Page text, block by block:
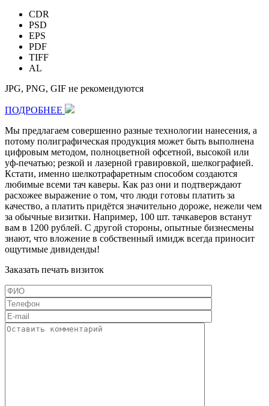
CDR
PSD
EPS
PDF
TIFF
AL
JPG, PNG, GIF не рекомендуются
ПОДРОБНЕЕ
Мы предлагаем совершенно разные технологии нанесения, а
потому полиграфическая продукция может быть выполнена
цифровым методом, полноцветной офсетной, высокой или
уф-печатью; резкой и лазерной гравировкой, шелкографией.
Кстати, именно шелкотрафаретным способом создаются
любимые всеми тач каверы. Как раз они и подтверждают
расхожее выражение о том, что люди готовы платить за
качество, а платить придётся значительно дороже, нежели чем
за обычные визитки. Например, 100 шт. тачкаверов встанут
вам в 1200 рублей. С другой стороны, опытные бизнесмены
знают, что вложение в собственный имидж всегда приносит
ощутимые дивиденды!
Заказать печать визиток